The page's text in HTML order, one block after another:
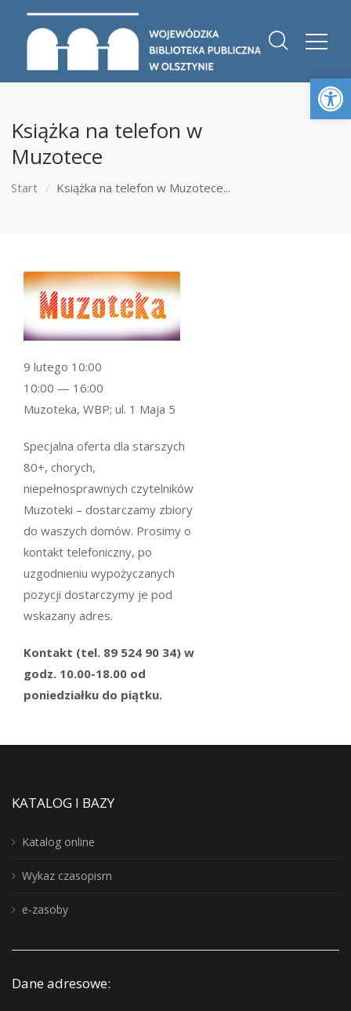
Książka na telefon w
Muzotece
Start Książka na telefon w Muzotece...
Specjalna oferta dla starszych
80+, chorych,
niepełnosprawnych czytelników
Muzoteki – dostarczamy zbiory
do waszych domów. Prosimy o
kontakt telefoniczny, po
uzgodnieniu wypożyczanych
pozycji dostarczymy je pod
wskazany adres.
Kontakt (tel. 89 524 90 34) w
godz. 10.00-18.00 od
poniedziałku do piątku.
9 lutego 10:00
10:00 — 16:00
Muzoteka, WBP; ul. 1 Maja 5
KATALOG I BAZY
Katalog online
Wykaz czasopism
e-zasoby
Dane adresowe: